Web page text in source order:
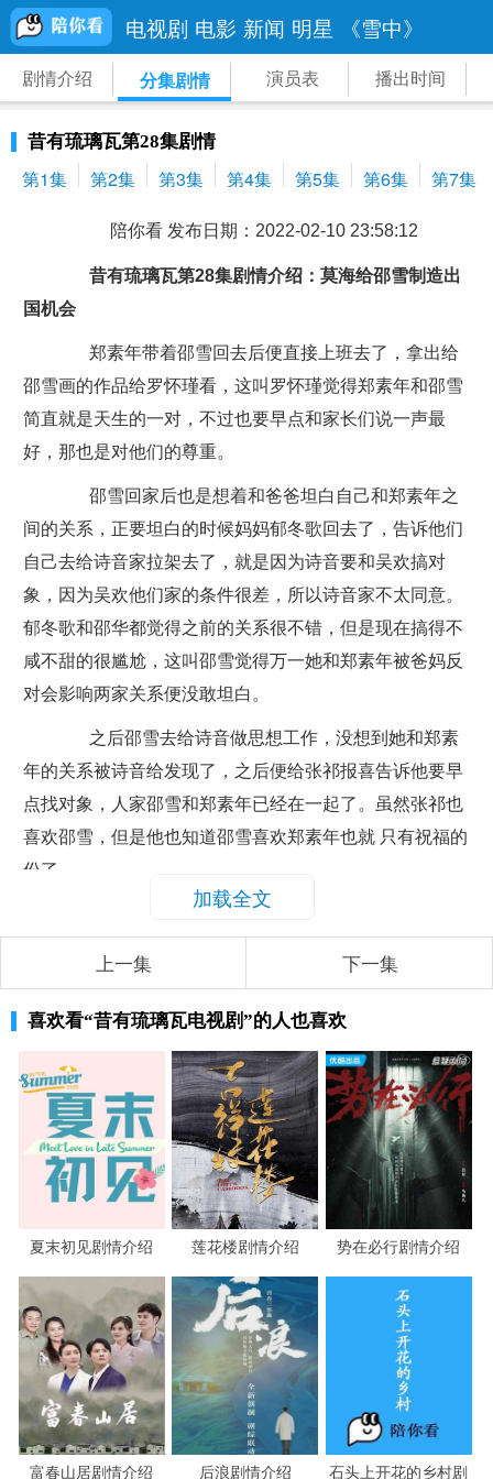
电视剧 电影 新闻 明星 《雪中》
剧情介绍 分集剧情 演员表 播出时间
昔有琉璃瓦第28集剧情
第1集 第2集 第3集 第4集 第5集 第6集 第7集
陪你看 发布日期：2022-02-10 23:58:12
昔有琉璃瓦第28集剧情介绍：莫海给邵雪制造出
国机会
郑素年带着邵雪回去后便直接上班去了，拿出给
邵雪画的作品给罗怀瑾看，这叫罗怀瑾觉得郑素年和邵雪
简直就是天生的一对，不过也要早点和家长们说一声最
好，那也是对他们的尊重。
邵雪回家后也是想着和爸爸坦白自己和郑素年之
间的关系，正要坦白的时候妈妈郁冬歌回去了，告诉他们
自己去给诗音家拉架去了，就是因为诗音要和吴欢搞对
象，因为吴欢他们家的条件很差，所以诗音家不太同意。
郁冬歌和邵华都觉得之前的关系很不错，但是现在搞得不
咸不甜的很尴尬，这叫邵雪觉得万一她和郑素年被爸妈反
对会影响两家关系便没敢坦白。
之后邵雪去给诗音做思想工作，没想到她和郑素
年的关系被诗音给发现了，之后便给张祁报喜告诉他要早
点找对象，人家邵雪和郑素年已经在一起了。虽然张祁也
喜欢邵雪，但是他也知道邵雪喜欢郑素年也就 只有祝福的
份了。
郑素年和邵雪开始了恋爱关系，每天都腻歪在一
爬他们撞见会尴尬。
很快郑素年就毕业了实习的日子也结束了，要正
式的进入修复院上班开始了工作。而莫海也给邵雪带来了
好消息，之前他们去支教得到了回报，有机会出国去面
试。邵雪的梦想是出国，但是自从和郑素年在一起后便淡
忘了，这回莫海的提议叫邵雪又燃起了心中的梦想。回家
后便和郑素年说了此事，但是郑素年觉得邵雪应该早点告
诉他才对，都已经要走了才说有些不太高兴。就在这时吴
欢也过去了，郁冬歌留下无话也在家里一起吃饭。郑素年
心里有心事显得不太对劲，邵雪送他回去的时候便说了不
出国了。不过郑素年还是愿意支持邵雪实现梦想的。
吴欢告诉诗音自己有可能要出差半年，诗音觉得
他一个送快递的不会太忙，也不会出差，但是吴欢对于他
们之间的关系很疲惫了，总是小心翼翼的相处叫吴欢觉得
加载全文
上一集 下一集
喜欢看“昔有琉璃瓦电视剧”的人也喜欢
夏末初见剧情介绍 莲花楼剧情介绍 势在必行剧情介绍
富春山居剧情介绍 后浪剧情介绍 石头上开花的乡村剧